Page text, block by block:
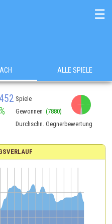
☰
ALLE SPIELE
Spiele
Gewonnen (7880)
Durchschn. Gegnerbewertung